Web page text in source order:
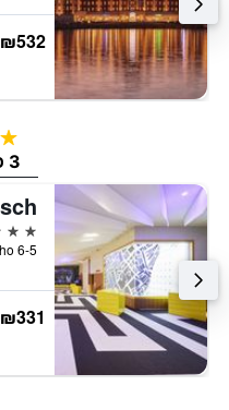
₪532
3 כוכבים
3 כוכבים
₪331